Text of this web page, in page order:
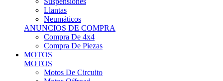
Llantas
Neumáticos
ANUNCIOS DE COMPRA
Compra De 4x4
Compra De Piezas
MOTOS
MOTOS
Motos De Circuito